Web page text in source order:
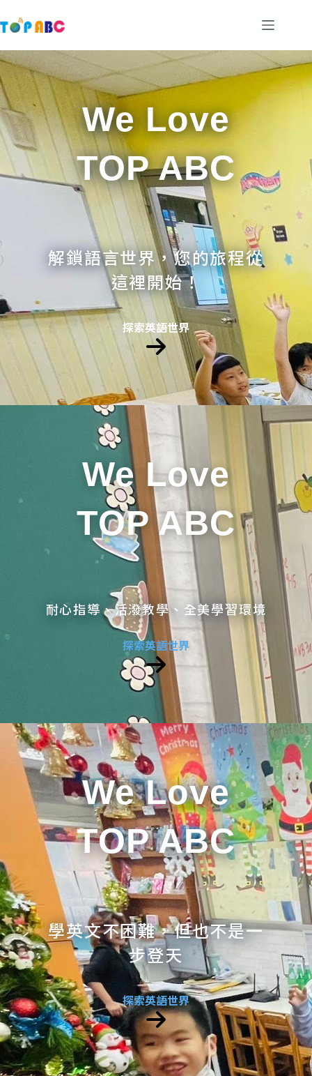
至
要
內
容
We Love
TOP ABC
解鎖語言世界，您的旅程從
這裡開始！
探索英語世界
We Love
TOP ABC
耐心指導、活潑教學、全美學習環境
探索英語世界
We Love
TOP ABC
學英文不困難，但也不是一
步登天
探索英語世界